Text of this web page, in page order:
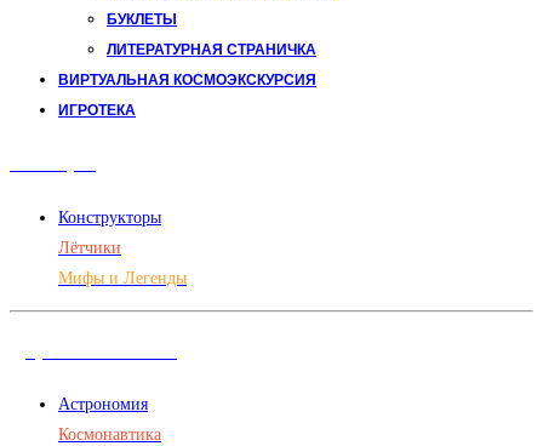
БУКЛЕТЫ
ЛИТЕРАТУРНАЯ СТРАНИЧКА
ВИРТУАЛЬНАЯ КОСМОЭКСКУРСИЯ
ИГРОТЕКА
Конструкторы
Лётчики
Мифы и Легенды
Астрономия
Космонавтика